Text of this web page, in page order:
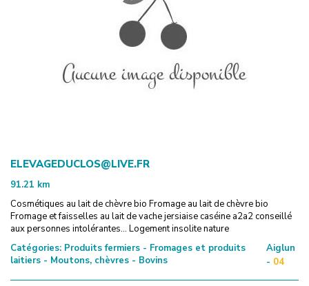
ELEVAGEDUCLOS@LIVE.FR
91.21 km
Cosmétiques au lait de chèvre bio Fromage au lait de chèvre bio
Fromage et faisselles au lait de vache jersiaise caséine a2a2 conseillé
aux personnes intolérantes... Logement insolite nature
Catégories: Produits fermiers - Fromages et produits
laitiers - Moutons, chèvres - Bovins
Aiglun
- 04